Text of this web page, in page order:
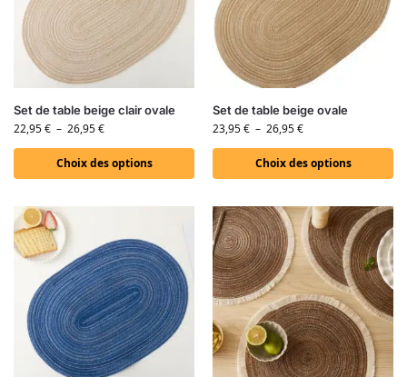
Set de table beige clair ovale
22,95€ – 26,95€
Choix des options
Set de table beige ovale
23,95€ – 26,95€
Choix des options